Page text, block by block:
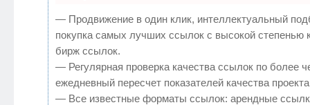
— Продвижение в один клик, интеллектуальный
покупка самых лучших ссылок с высокой степенью
бирж ссылок.
— Регулярная проверка качества ссылок по более
ежедневный пересчет показателей качества
— Все известные форматы ссылок: арендные